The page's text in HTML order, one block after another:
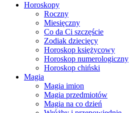
Horoskopy
Roczny
Miesięczny
Co da Ci szczęście
Zodiak dziecięcy
Horoskop księżycowy
Horoskop numerologiczny
Horoskop chiński
Magia
Magia imion
Magia przedmiotów
Magia na co dzień